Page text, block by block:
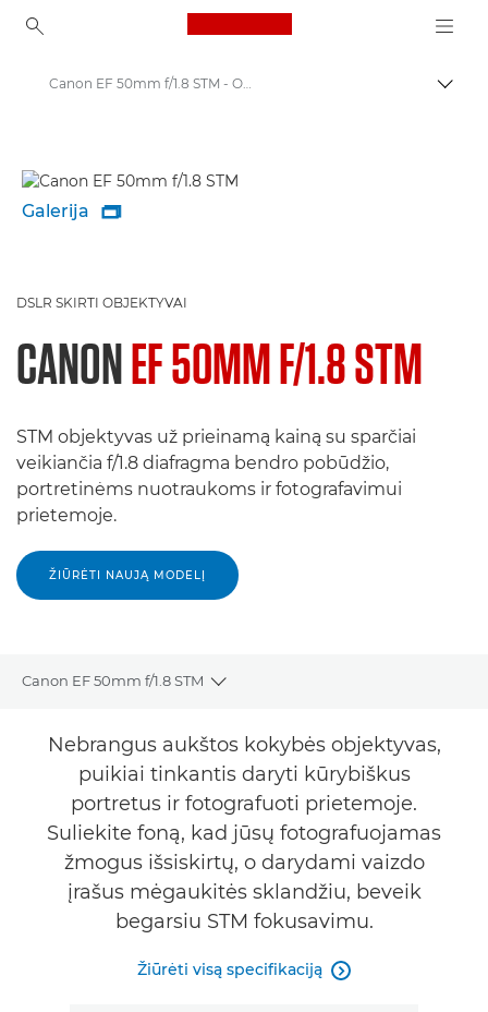
Canon Logo, back to
Canon EF 50mm f/1.8 STM - Objektyvai – video- ir fotoobjektyvai
Galerija 
DSLR SKIRTI OBJEKTYVAI
CANONEF 50MM F/1.8 STM
STM objektyvas už prieinamą kainą su sparčiai
veikiančia f/1.8 diafragma bendro pobūdžio,
portretinėms nuotraukoms ir fotografavimui
prietemoje.
ŽIŪRĖTI NAUJĄ MODELĮ
Canon EF 50mm f/1.8 STM
Toggle breadcrumbs
Bendrieji duomenys
Specifikacijos
Nebrangus aukštos kokybės objektyvas,
puikiai tinkantis daryti kūrybiškus
portretus ir fotografuoti prietemoje.
Suliekite foną, kad jūsų fotografuojamas
žmogus išsiskirtų, o darydami vaizdo
įrašus mėgaukitės sklandžiu, beveik
begarsiu STM fokusavimu.
Žiūrėti visą specifikaciją 